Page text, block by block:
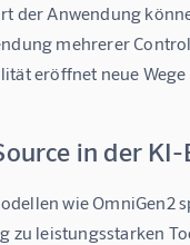
der Anwendung
mehrerer
eröffnet neue
in der
wie
zu leistungsstarken